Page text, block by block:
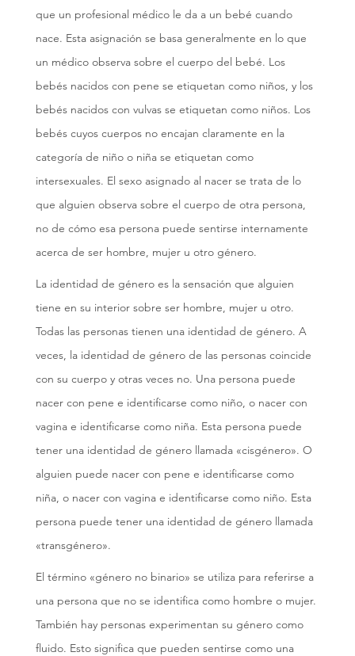
que un profesional médico le da a un bebé cuando
nace. Esta asignación se basa generalmente en lo que
un médico observa sobre el cuerpo del bebé. Los
bebés nacidos con pene se etiquetan como niños, y los
bebés nacidos con vulvas se etiquetan como niños. Los
bebés cuyos cuerpos no encajan claramente en la
categoría de niño o niña se etiquetan como
intersexuales. El sexo asignado al nacer se trata de lo
que alguien observa sobre el cuerpo de otra persona,
no de cómo esa persona puede sentirse internamente
acerca de ser hombre, mujer u otro género.
La identidad de género es la sensación que alguien
tiene en su interior sobre ser hombre, mujer u otro.
Todas las personas tienen una identidad de género. A
veces, la identidad de género de las personas coincide
con su cuerpo y otras veces no. Una persona puede
nacer con pene e identificarse como niño, o nacer con
vagina e identificarse como niña. Esta persona puede
tener una identidad de género llamada «cisgénero». O
alguien puede nacer con pene e identificarse como
niña, o nacer con vagina e identificarse como niño. Esta
persona puede tener una identidad de género llamada
«transgénero».
El término «género no binario» se utiliza para referirse a
una persona que no se identifica como hombre o mujer.
También hay personas experimentan su género como
fluido. Esto significa que pueden sentirse como una